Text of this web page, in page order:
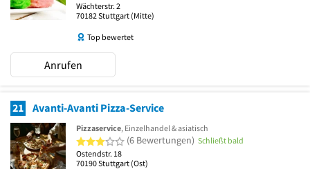
Wächterstr. 2
70182Stuttgart (Mitte)
Top bewertet
Anrufen
21 Avanti-Avanti Pizza-Service
Pizzaservice, Einzelhandel & asiatisch
3 von 5 Sternen
(6 Bewertungen) Schließt bald
Ostendstr. 18
70190Stuttgart (Ost)